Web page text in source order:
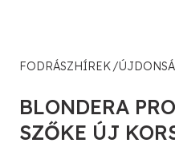
FODRÁSZHÍREK
BLONDERA
SZŐKE ÚJ